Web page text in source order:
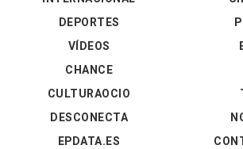
DEPORTES
VÍDEOS
CHANCE
CULTURAOCIO
DESCONECTA
EPDATA.ES